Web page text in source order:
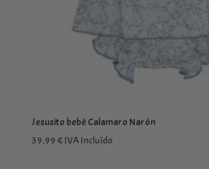
Jesusito bebé Calamaro Narón
39,99€IVA Incluído